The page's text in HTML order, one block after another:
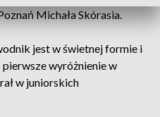
Michała Skórasia.
jest w świetnej formie i
pierwsze wyróżnienie w
w juniorskich